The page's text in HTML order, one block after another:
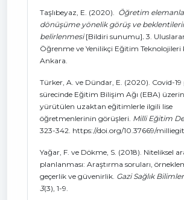
Taşlıbeyaz, E. (2020). Öğretim
dönüşüme yönelik görüş ve
belirlenmesi[Bildiri sunumu]. 3.
Öğrenme ve Yenilikçi Eğitim Teknolojileri
Ankara.
Türker, A. ve Dündar, E. (2020). Covid-
sürecinde Eğitim Bilişim Ağı (EBA)
yürütülen uzaktan eğitimlerle ilgili lise
öğretmenlerinin görüşleri. Milli Eğitim
323-342. https://doi.org/10.37669/
Yağar, F. ve Dökme, S. (2018). Niteliksel
planlanması: Araştırma soruları,
geçerlik ve güvenirlik. Gazi Sağlık
3(3), 1-9.